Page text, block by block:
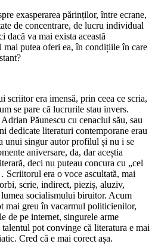
exasperarea părinților, între ecrane,
de concentrare, de lucru individual
dacă va mai exista această
mai putea oferi ea, în condițiile în care
scriitor era imensă, prin ceea ce scria,
se pare că lucrurile stau invers.
Păunescu cu cenaclul său, sau
dedicate literaturi contemporane erau
unui singur autor profilul și nu i se
aniversare, da, dar aceștia
deci nu puteau concura cu „cel
era o voce ascultată, mai
scrie, indirect, pieziș, aluziv,
socialismului biruitor. Acum
mai greu în vacarmul politicienilor,
de pe internet, singurele arme
pot convinge că literatura e mai
Cred că e mai corect așa.